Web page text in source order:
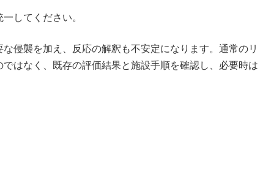
してください。
侵襲を加え、反応の解釈も不安定になります。通常のリ
はなく、既存の評価結果と施設手順を確認し、必要時は